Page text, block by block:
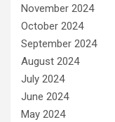
November 2024
October 2024
September 2024
August 2024
July 2024
June 2024
May 2024